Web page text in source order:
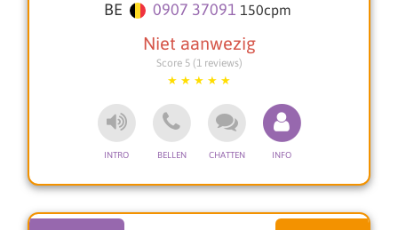
jouw levenspad.
veel liefs, Sharon
BE 0907 37091 150cpm
Score 5 (1 reviews)